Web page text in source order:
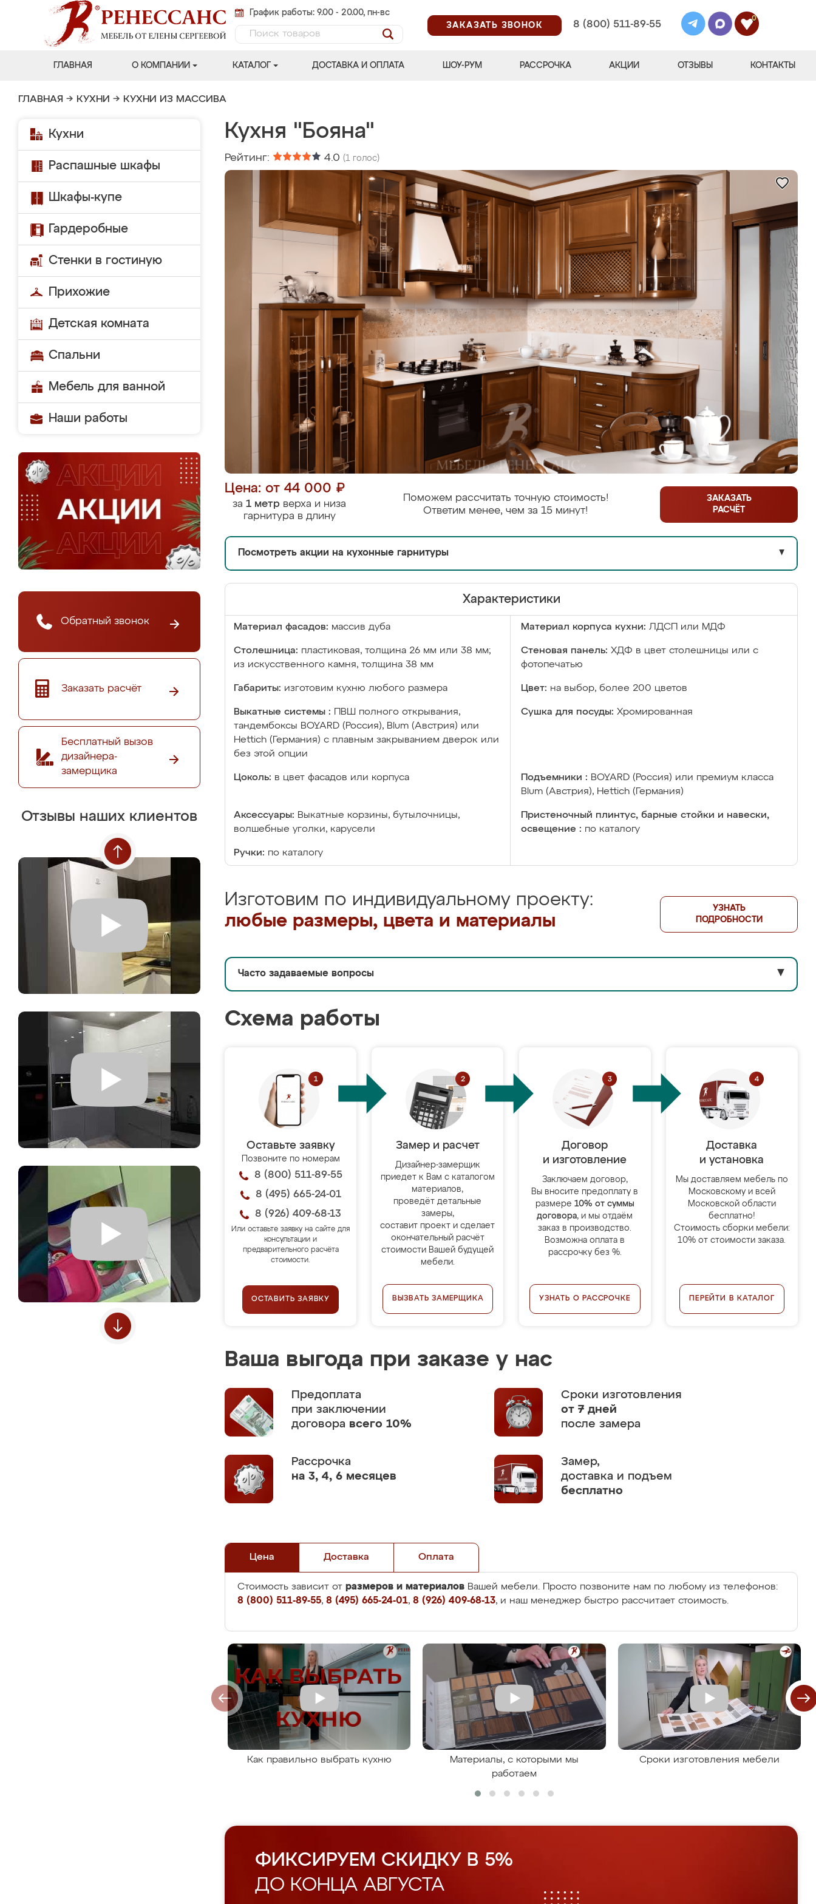
График работы: 9.00 - 20.00, пн-вс
ЗАКАЗАТЬ ЗВОНОК
8 (800) 511-89-55
0
ГЛАВНАЯ О КОМПАНИИ КАТАЛОГ ДОСТАВКА И ОПЛАТА ШОУ-РУМ РАССРОЧКА АКЦИИ ОТЗЫВЫ КОНТАКТЫ
ГЛАВНАЯ → КУХНИ → КУХНИ ИЗ МАССИВА
Кухни
Распашные шкафы
Шкафы-купе
Гардеробные
Стенки в гостиную
Прихожие
Детская комната
Спальни
Мебель для ванной
Наши работы
Обратный звонок
Заказать расчёт
Бесплатный вызов
дизайнера-
замерщика
Отзывы наших клиентов
Кухня "Бояна"
Рейтинг: 4.0 (1 голос)
Цена: от 44 000 ₽
за 1 метр верха и низа
гарнитура в длину
Поможем рассчитать точную стоимость!
Ответим менее, чем за 15 минут!
ЗАКАЗАТЬ
РАСЧЁТ
Посмотреть акции на кухонные гарнитуры ▼
Характеристики
Материал фасадов: массив дуба Материал корпуса кухни: ЛДСП или МДФ
Столешница: пластиковая, толщина 26 мм или 38 мм;
из искусственного камня, толщина 38 мм
Стеновая панель: ХДФ в цвет столешницы или с
фотопечатью
Габариты: изготовим кухню любого размера Цвет: на выбор, более 200 цветов
Выкатные системы :
ПВШ полного открывания,
тандембоксы BOYARD (Россия), Blum (Австрия) или
Hettich (Германия) с плавным закрыванием дверок или
без этой опции
Сушка для посуды: Хромированная
Цоколь: в цвет фасадов или корпуса Подъемники : BOYARD (Россия) или премиум класса
Blum (Австрия), Hettich (Германия)
Аксессуары: Выкатные корзины, бутылочницы,
волшебные уголки, карусели
Пристеночный плинтус, барные стойки и навески,
освещение : по каталогу
Ручки: по каталогу
Изготовим по индивидуальному проекту:
любые размеры, цвета и материалы
УЗНАТЬ
ПОДРОБНОСТИ
Часто задаваемые вопросы ▼
Схема работы
Оставьте заявку
Позвоните по номерам
8 (800) 511-89-55
8 (495) 665-24-01
8 (926) 409-68-13
Или оставьте заявку на сайте для
консультации и
предварительного расчёта
стоимости.
ОСТАВИТЬ ЗАЯВКУ
Замер и расчет
Дизайнер-замерщик
приедет к Вам с каталогом
материалов,
проведёт детальные
замеры,
составит проект и сделает
окончательный расчёт
стоимости Вашей будущей
мебели.
ВЫЗВАТЬ ЗАМЕРЩИКА
Договор
и изготовление
Заключаем договор,
Вы вносите предоплату в
размере 10% от суммы
договора, и мы отдаём
заказ в производство.
Возможна оплата в
рассрочку без %.
УЗНАТЬ О РАССРОЧКЕ
Доставка
и установка
Мы доставляем мебель по
Московскому и всей
Московской области
бесплатно!
Стоимость сборки мебели:
10% от стоимости заказа.
ПЕРЕЙТИ В КАТАЛОГ
Ваша выгода при заказе у нас
Предоплата
при заключении
договора всего 10%
Сроки изготовления
от 7 дней
после замера
Рассрочка
на 3, 4, 6 месяцев
Замер,
доставка и подъем
бесплатно
Цена Доставка Оплата
Стоимость зависит от размеров и материалов Вашей мебели. Просто позвоните нам по любому из телефонов:
8 (800) 511-89-55, 8 (495) 665-24-01, 8 (926) 409-68-13, и наш менеджер быстро рассчитает стоимость.
Как правильно выбрать кухню
Материалы, с которыми мы
работаем
Сроки изготовления мебели
ФИКСИРУЕМ СКИДКУ В 5%
ДО КОНЦА АВГУСТА